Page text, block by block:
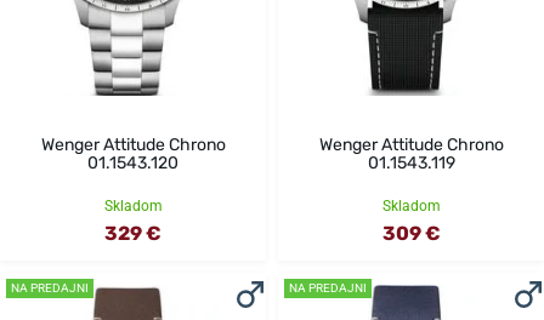
Wenger Attitude Chrono
01.1543.120
Skladom
329 €
Wenger Attitude Chrono
01.1543.119
Skladom
309 €
NA PREDAJNI NA PREDAJNI